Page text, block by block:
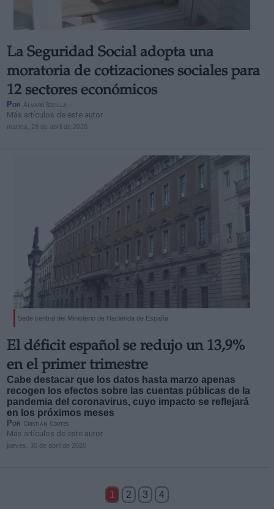
La Seguridad Social adopta una
moratoria de cotizaciones sociales para
12 sectores económicos
Por Álvaro Secilla
Más artículos de este autor
martes, 28 de abril de 2020
Sede central del Ministerio de Hacienda de España
El déficit español se redujo un 13,9%
en el primer trimestre
Cabe destacar que los datos hasta marzo apenas
recogen los efectos sobre las cuentas públicas de la
pandemia del coronavirus, cuyo impacto se reflejará
en los próximos meses
Por Cristian Cortés
Más artículos de este autor
jueves, 30 de abril de 2020
1 2 3 4